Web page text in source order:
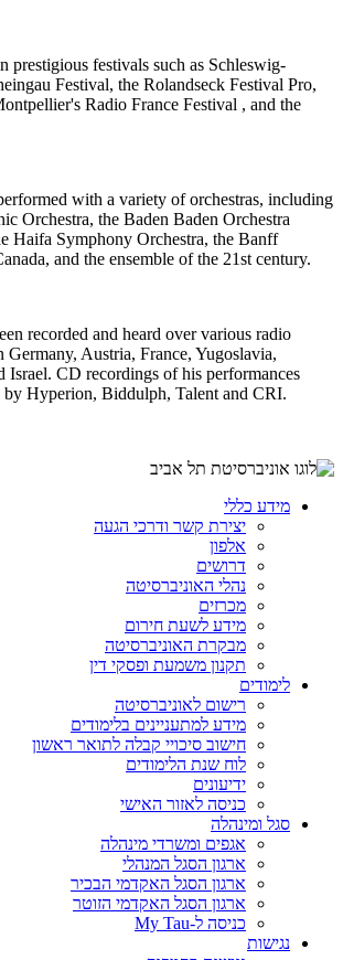
prestigious festivals such as Schleswig-
Festival, the Rolandseck Festival Pro,
Radio France Festival , and the
with a variety of orchestras, including
Orchestra, the Baden Baden Orchestra
Haifa Symphony Orchestra, the Banff
and the ensemble of the 21st century.
recorded and heard over various radio
Austria, France, Yugoslavia,
Israel. CD recordings of his performances
by Hyperion, Biddulph, Talent and CRI.
מידע כללי
יצירת קשר ודרכי הגעה
אלפון
דרושים
נהלי האוניברסיטה
מכרזים
מידע לשעת חירום
מבקרת האוניברסיטה
תקנון משמעת ופסקי דין
לימודים
רישום לאוניברסיטה
מידע למתעניינים בלימודים
חישוב סיכויי קבלה לתואר ראשון
לוח שנת הלימודים
ידיעונים
כניסה לאזור האישי
סגל ומינהלה
אגפים ומשרדי מינהלה
ארגון הסגל המנהלי
ארגון הסגל האקדמי הבכיר
ארגון הסגל האקדמי הזוטר
כניסה ל-My Tau
נגישות